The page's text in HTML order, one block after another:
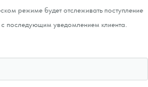
режиме будет отслеживать поступление
последующим уведомлением клиента.